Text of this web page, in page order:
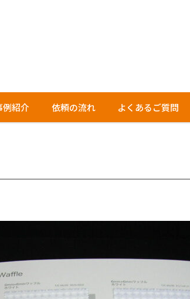
例紹介 依頼の流れ よくあるご質問